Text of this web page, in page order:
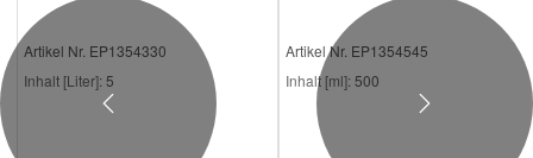
Artikel Nr. EP1354330
Inhalt [Liter]: 5
Artikel Nr. EP1354545
Inhalt [ml]: 500
Previous Next